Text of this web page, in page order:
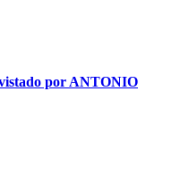
por ANTONIO